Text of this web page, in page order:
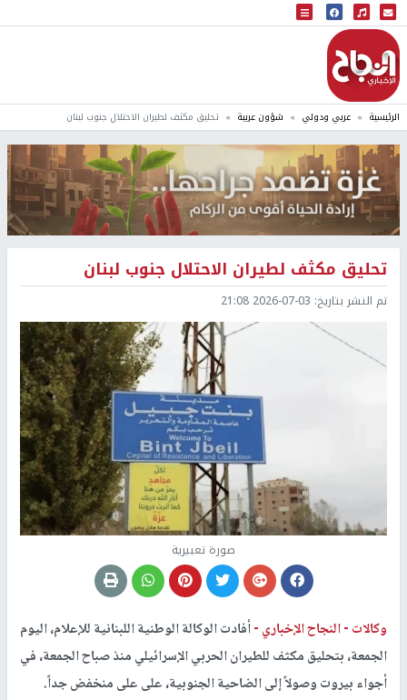
البث المباشر
إذاعة النجاح
الرئيسية عربي ودولي شؤون عربية تحليق مكثف لطيران الاحتلال جنوب لبنان
تحليق مكثف لطيران الاحتلال جنوب لبنان
تم النشر بتاريخ: 2026-07-03 21:08
صورة تعبيرية
وكالات -النجاح الإخباري -أفادت الوكالة الوطنية اللبنانية للإعلام، اليوم
الجمعة، بتحليق مكثف للطيران الحربي الإسرائيلي منذ صباح الجمعة، في
أجواء بيروت وصولاً إلى الضاحية الجنوبية، على على منخفض جداً.